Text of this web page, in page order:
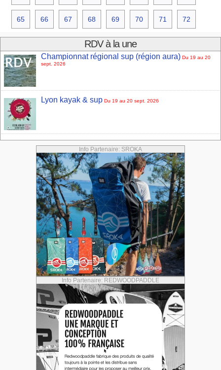
65 66 67 68 69 70 71 72
RDV à la une
Championnat régional sup (région aura) Du 19 au 20
sept. 2026
Lyon kayak & sup Du 19 au 20 sept. 2026
Info Partenaire: SROKA
Info Partenaire: REDWOODPADDLE